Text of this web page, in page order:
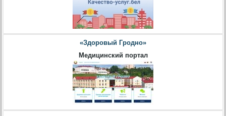
«Здоровый Гродно»
Медицинский портал